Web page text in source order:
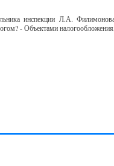
инспекции Л.А.
- Объектами